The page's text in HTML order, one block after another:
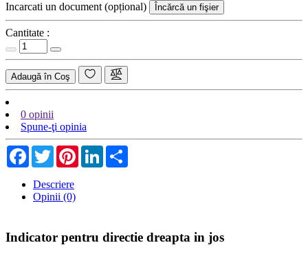
Incarcati un document (opțional) Încărcă un fişier
Cantitate :
Adaugă în Coş
0 opinii
Spune-ţi opinia
Facebook
TwitterPinterestLinkedIn
Descriere
Opinii (0)
Indicator pentru directie dreapta in jos